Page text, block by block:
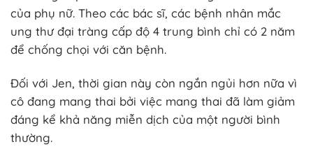
của phụ nữ. Theo các bác sĩ, các bệnh nhân mắc
ung thư đại tràng cấp độ 4 trung bình chỉ có 2 năm
để chống chọi với căn bệnh.
Đối với Jen, thời gian này còn ngắn ngủi hơn nữa vì
cô đang mang thai bởi việc mang thai đã làm giảm
đáng kể khả năng miễn dịch của một người bình
thường.